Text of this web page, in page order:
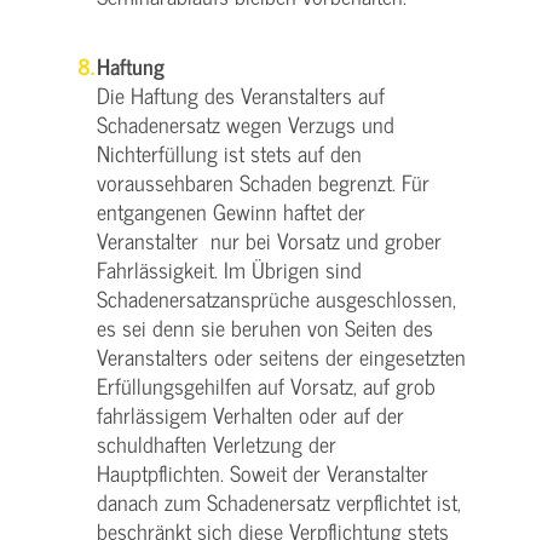
Haftung
Die Haftung des Veranstalters auf
Schadenersatz wegen Verzugs und
Nichterfüllung ist stets auf den
voraussehbaren Schaden begrenzt. Für
entgangenen Gewinn haftet der
Veranstalter nur bei Vorsatz und grober
Fahrlässigkeit. Im Übrigen sind
Schadenersatzansprüche ausgeschlossen,
es sei denn sie beruhen von Seiten des
Veranstalters oder seitens der eingesetzten
Erfüllungsgehilfen auf Vorsatz, auf grob
fahrlässigem Verhalten oder auf der
schuldhaften Verletzung der
Hauptpflichten. Soweit der Veranstalter
danach zum Schadenersatz verpflichtet ist,
beschränkt sich diese Verpflichtung stets